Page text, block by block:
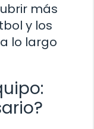
más
y los
lo largo